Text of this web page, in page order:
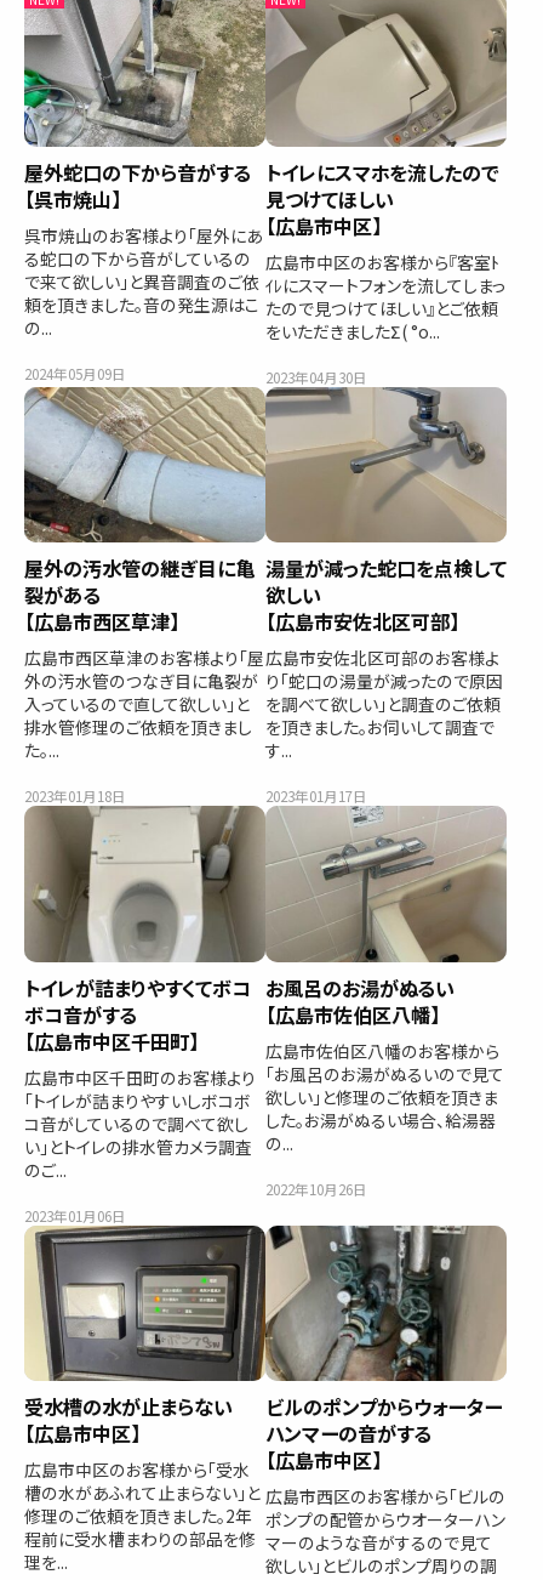
屋外蛇口の下から音がする
【呉市焼山】
呉市焼山のお客様より「屋外にあ
る蛇口の下から音がしているの
で来て欲しい」と異音調査のご依
頼を頂きました。音の発生源はこ
の...
2024年05月09日
トイレにスマホを流したので
見つけてほしい
【広島市中区】
広島市中区のお客様から『客室ﾄ
ｲﾚにスマートフォンを流してしまっ
たので見つけてほしい』とご依頼
をいただきましたΣ( °o...
2023年04月30日
屋外の汚水管の継ぎ目に亀
裂がある
【広島市西区草津】
広島市西区草津のお客様より「屋
外の汚水管のつなぎ目に亀裂が
入っているので直して欲しい」と
排水管修理のご依頼を頂きまし
た。...
2023年01月18日
湯量が減った蛇口を点検して
欲しい
【広島市安佐北区可部】
広島市安佐北区可部のお客様よ
り「蛇口の湯量が減ったので原因
を調べて欲しい」と調査のご依頼
を頂きました。お伺いして調査で
す...
2023年01月17日
トイレが詰まりやすくてボコ
ボコ音がする
【広島市中区千田町】
広島市中区千田町のお客様より
「トイレが詰まりやすいしボコボ
コ音がしているので調べて欲し
い」とトイレの排水管カメラ調査
のご...
2023年01月06日
お風呂のお湯がぬるい
【広島市佐伯区八幡】
広島市佐伯区八幡のお客様から
「お風呂のお湯がぬるいので見て
欲しい」と修理のご依頼を頂きま
した。お湯がぬるい場合、給湯器
の...
2022年10月26日
受水槽の水が止まらない
【広島市中区】
広島市中区のお客様から「受水
槽の水があふれて止まらない」と
修理のご依頼を頂きました。2年
程前に受水槽まわりの部品を修
理を...
ビルのポンプからウォーター
ハンマーの音がする
【広島市中区】
広島市西区のお客様から「ビルの
ポンプの配管からウオーターハン
マーのような音がするので見て
欲しい」とビルのポンプ周りの調